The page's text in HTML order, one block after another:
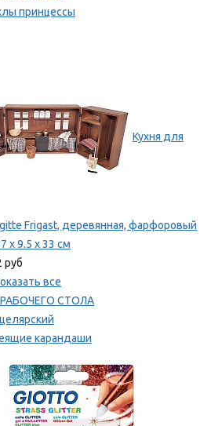
принцессы
Кухня для
Frigast, деревянная, фарфоровый
x 9.5 x 33 см
руб
все
СТОЛА
карандаши